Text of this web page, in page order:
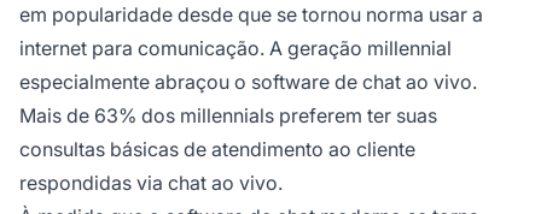
em popularidade desde que se tornou norma usar a
internet para comunicação. A geração millennial
especialmente abraçou o software de chat ao vivo.
Mais de 63% dos millennials preferem ter suas
consultas básicas de atendimento ao cliente
respondidas via chat ao vivo.